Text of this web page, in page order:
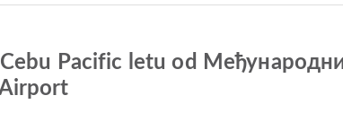
Pacific letu od